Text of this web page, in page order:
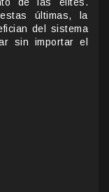
últimas, la
del sistema
sin importar el